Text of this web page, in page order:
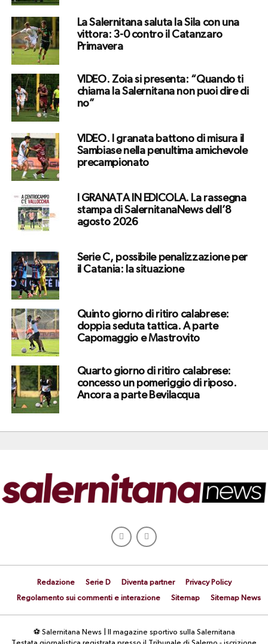
La Salernitana saluta la Sila con una
vittora: 3-0 contro il Catanzaro
Primavera
VIDEO. Zoia si presenta: “Quando ti
chiama la Salernitana non puoi dire di
no”
VIDEO. I granata battono di misura il
Sambiase nella penultima amichevole
precampionato
I GRANATA IN EDICOLA. La rassegna
stampa di SalernitanaNews dell’8
agosto 2026
Serie C, possibile penalizzazione per
il Catania: la situazione
Quinto giorno di ritiro calabrese:
doppia seduta tattica. A parte
Capomaggio e Mastrovito
Quarto giorno di ritiro calabrese:
concesso un pomeriggio di riposo.
Ancora a parte Bevilacqua
Redazione Serie D Diventa partner
Privacy Policy
Regolamento sui commenti e interazione
Sitemap Sitemap News
⚽ Salernitana News | Il magazine sportivo sulla Salernitana